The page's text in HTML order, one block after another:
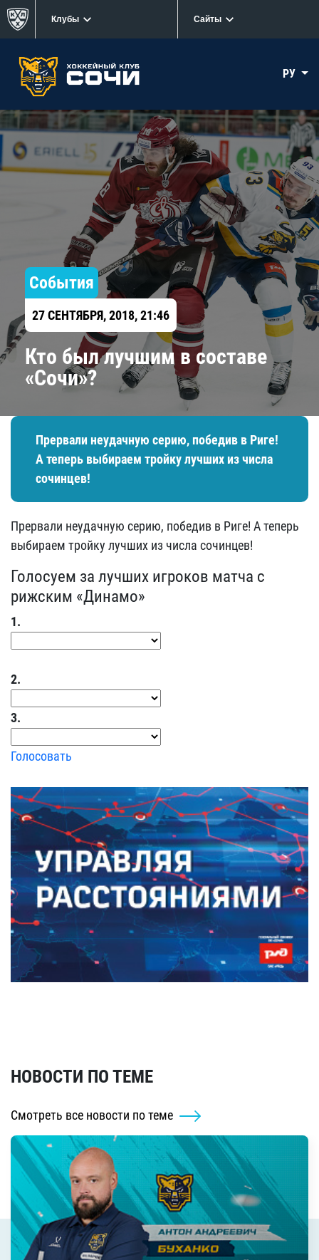
Клубы Сайты
РУ
События
27 СЕНТЯБРЯ, 2018, 21:46
Кто был лучшим в составе
«Сочи»?
Прервали неудачную серию, победив в Риге!
А теперь выбираем тройку лучших из числа
сочинцев!
Прервали неудачную серию, победив в Риге! А теперь
выбираем тройку лучших из числа сочинцев!
Голосуем за лучших игроков матча с
рижским «Динамо»
1.
2.
3.
Голосовать
НОВОСТИ ПО ТЕМЕ
Смотреть все новости по теме